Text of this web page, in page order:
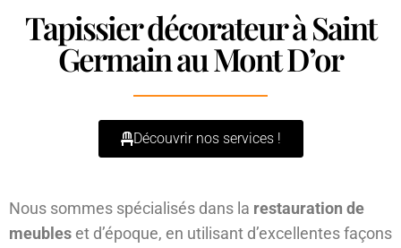
Tapissier décorateur à Saint
Germain au Mont D’or
Découvrir nos services !
Nous sommes spécialisés dans la restauration de
meubles et d’époque, en utilisant d’excellentes façons